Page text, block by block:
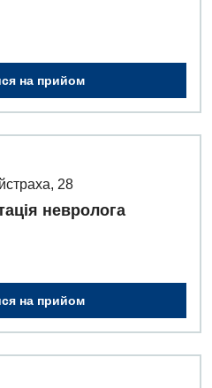
на прийом
28
невролога
на прийом